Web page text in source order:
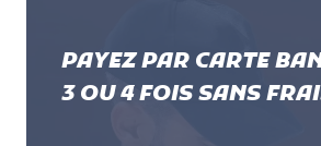
PAYEZ PAR CARTE
3 OU 4 FOIS SANS